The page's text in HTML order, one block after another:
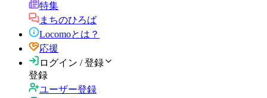
特集
まちのひろば
Locomoとは？
応援
ログイン / 登録
登録
ユーザー登録